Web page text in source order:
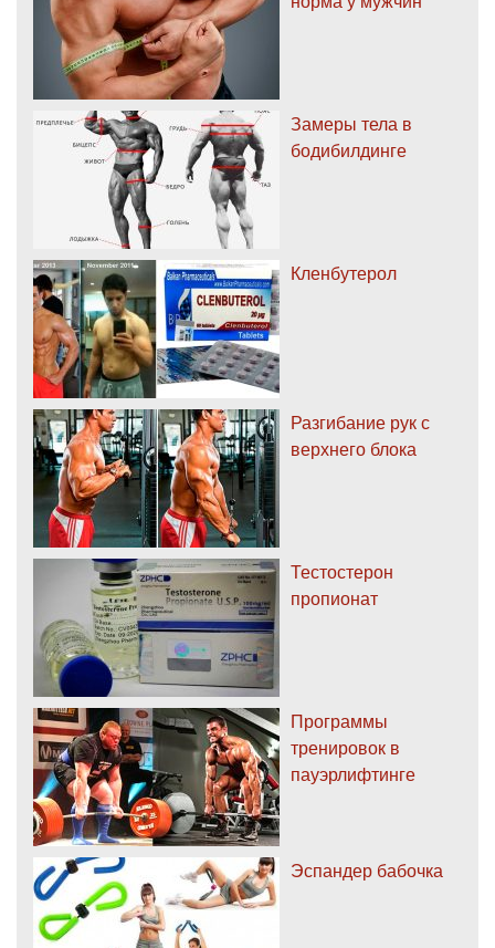
Замеры тела в
бодибилдинге
Кленбутерол
Разгибание рук с
верхнего блока
Тестостерон
пропионат
Программы
тренировок в
пауэрлифтинге
Эспандер бабочка